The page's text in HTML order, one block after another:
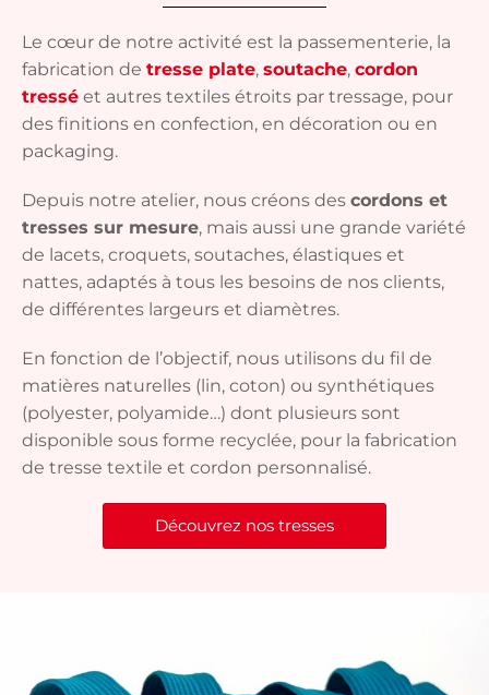
Le cœur de notre activité est la passementerie, la
fabrication de tresse plate, soutache, cordon
tressé et autres textiles étroits par tressage, pour
des finitions en confection, en décoration ou en
packaging.
Depuis notre atelier, nous créons des cordons et
tresses sur mesure, mais aussi une grande variété
de lacets, croquets, soutaches, élastiques et
nattes, adaptés à tous les besoins de nos clients,
de différentes largeurs et diamètres.
En fonction de l’objectif, nous utilisons du fil de
matières naturelles (lin, coton) ou synthétiques
(polyester, polyamide…) dont plusieurs sont
disponible sous forme recyclée, pour la fabrication
de tresse textile et cordon personnalisé.
Découvrez nos tresses